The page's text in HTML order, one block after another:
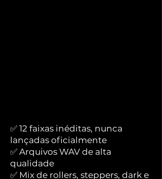
✅ 12 faixas inéditas, nunca
lançadas oficialmente
✅ Arquivos WAV de alta
qualidade
✅ Mix de rollers, steppers, dark e